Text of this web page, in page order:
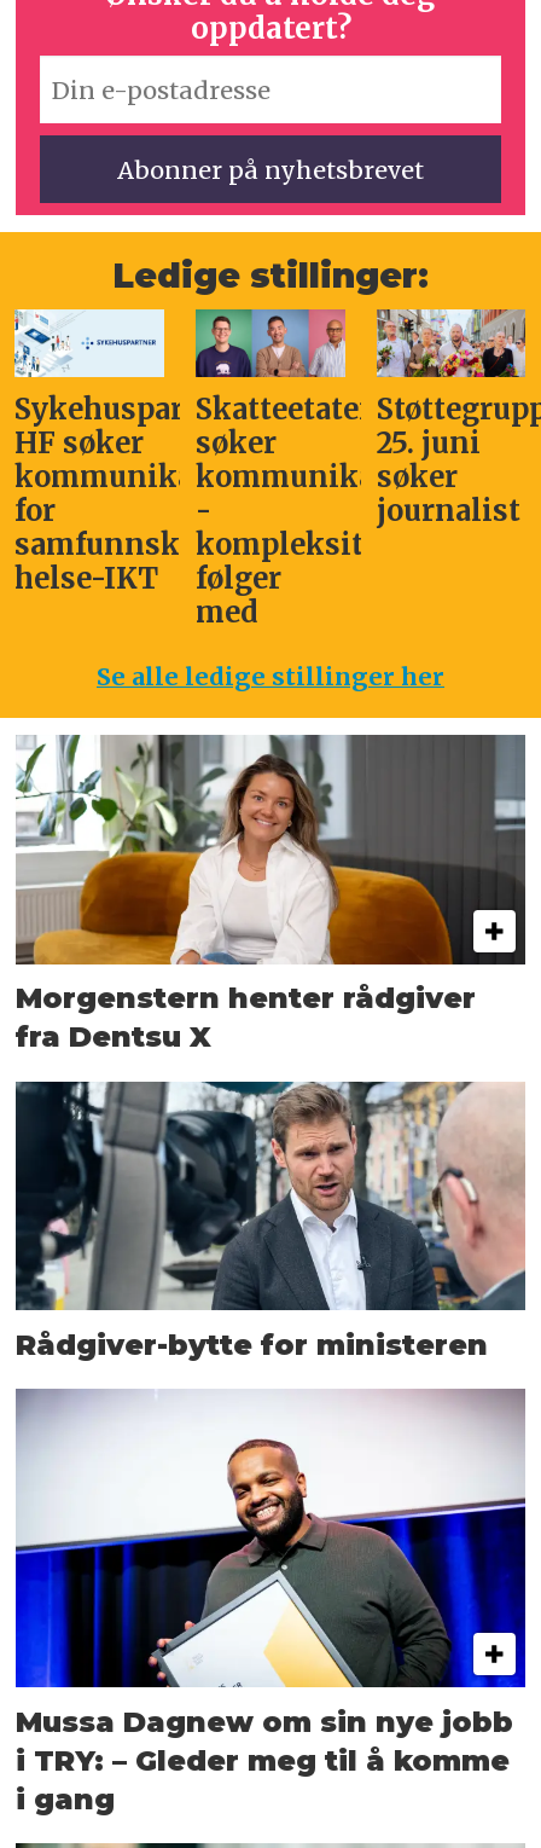
oppdatert?
Ledige stillinger:
Sykehuspartner
HF søker
kommunikasjonssjef
for
samfunnskritisk
helse-IKT
Skatteetaten
søker
kommunikasjonsleder
-
kompleksitet
følger
med
25. juni
søker
journalist
Se alle ledige stillinger her
Morgenstern henter rådgiver
fra Dentsu X
Rådgiver-bytte for ministeren
Mussa Dagnew om sin nye jobb
i TRY: – Gleder meg til å komme
i gang